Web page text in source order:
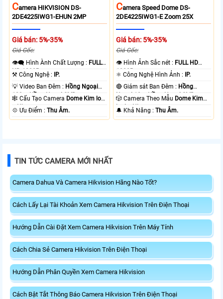
CAmera HIKVISION DS-
2DE4225IWG1-EHUN 2MP
Giá bán: 5%-35%
Giá Gốc:
👁️‍🗨 Hình Ành Chất Lượng : FULL
HD 1080P .
⚒ Công Nghệ :
IP.
💡 Video Ban Đêm : Hồng Ngoại
100m Hồng Ngoại SMD.
🕸️ Cấu Tạo Camera Dome Kim loại
+ Nhựa.
️💠 Ưu Điểm :Thu Âm.
CAmera Speed Dome DS-
2DE4225IWG1-E Zoom 25X
Giá bán: 5%-35%
Giá Gốc:
👁 Hình Ảnh Sắc nét : FULL HD
1080P .
⚛️ Công Nghệ Hình Ảnh :
IP.
🔴 Giám sát Ban Đêm : Hồng
Ngoại 10m Hồng Ngoại SMD.
🎲 Camera Theo Mẫu Dome Kim
loại + Nhựa.
️🔔 Khả Năng :Thu Âm.
TIN TỨC CAMERA MỚI NHẤT
Camera Dahua Và Camera Hikvision Hãng Nào Tốt?
Cách Lấy Lại Tài Khoản Xem Camera Hikvision Trên Điện Thoại
Hướng Dẫn Cài Đặt Xem Camera Hikvision Trên Máy Tính
Cách Chia Sẻ Camera Hikvision Trên Điện Thoại
Hướng Dẫn Phân Quyền Xem Camera Hikvision
Cách Bật Tắt Thông Báo Camera Hikvision Trên Điện Thoại